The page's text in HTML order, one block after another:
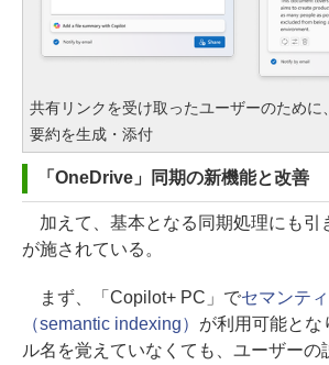
共有リンクを受け取ったユーザーのために
要約を生成・添付
「OneDrive」同期の新機能と改善
加えて、基本となる同期処理にも引
が施されている。
まず、「Copilot+ PC」でセマンテ
（semantic indexing） が利用可能とな
ル名を覚えていなくても、ユーザーの